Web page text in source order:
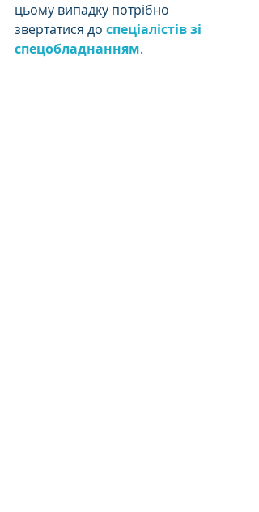
цьому випадку потрібно
звертатися до спеціалістів зі
спецобладнанням.